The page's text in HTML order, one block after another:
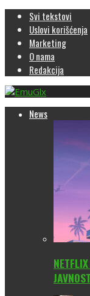
Svi tekstovi
Uslovi korišćenja
Marketing
O nama
Redakcija
News